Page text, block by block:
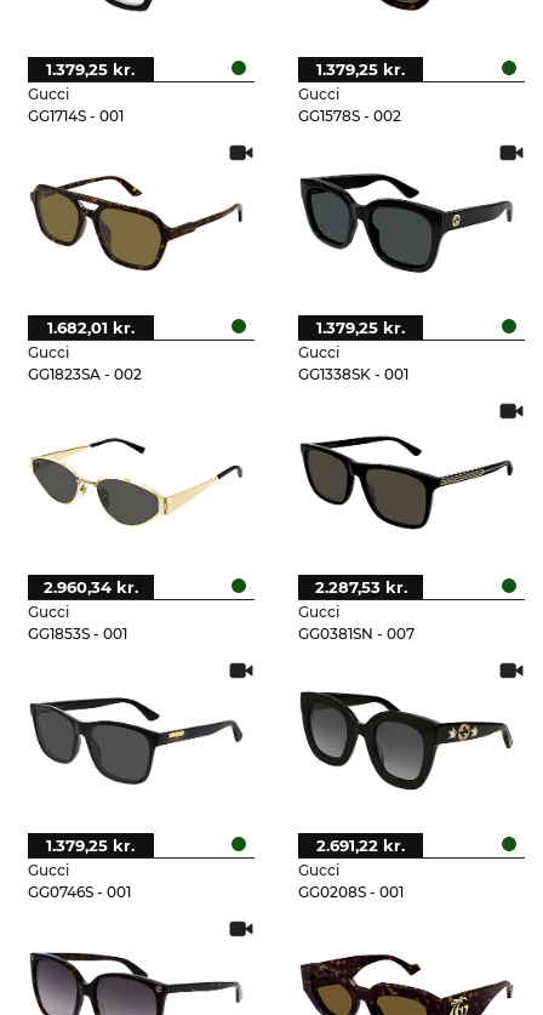
Gucci
GG1714S - 001
1.379,25 kr.
Gucci
GG1578S - 002
1.379,25 kr.
Gucci
GG1823SA - 002
1.682,01 kr.
Gucci
GG1338SK - 001
1.379,25 kr.
Gucci
GG1853S - 001
2.960,34 kr.
Gucci
GG0381SN - 007
2.287,53 kr.
Gucci
GG0746S - 001
1.379,25 kr.
Gucci
GG0208S - 001
2.691,22 kr.